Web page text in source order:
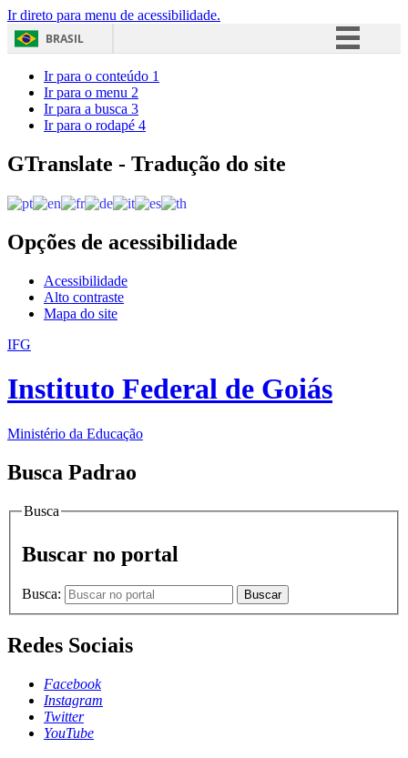
Ir direto para menu de acessibilidade.
BRASIL
Acesso à informação
Ir para o conteúdo 1
Ir para o menu 2
Ir para a busca 3
Ir para o rodapé 4
GTranslate - Tradução do site
Opções de acessibilidade
Acessibilidade
Alto contraste
Mapa do site
IFG
Instituto Federal de Goiás
Ministério da Educação
Busca Padrao
Busca
Buscar no portal
Busca: Buscar
Redes Sociais
Facebook
Instagram
Twitter
YouTube